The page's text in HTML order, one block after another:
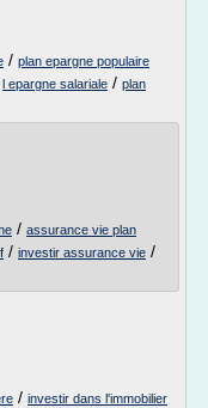
/ plan epargne populaire
l epargne salariale / plan
/ assurance vie plan
/ investir assurance vie /
/ investir dans l'immobilier